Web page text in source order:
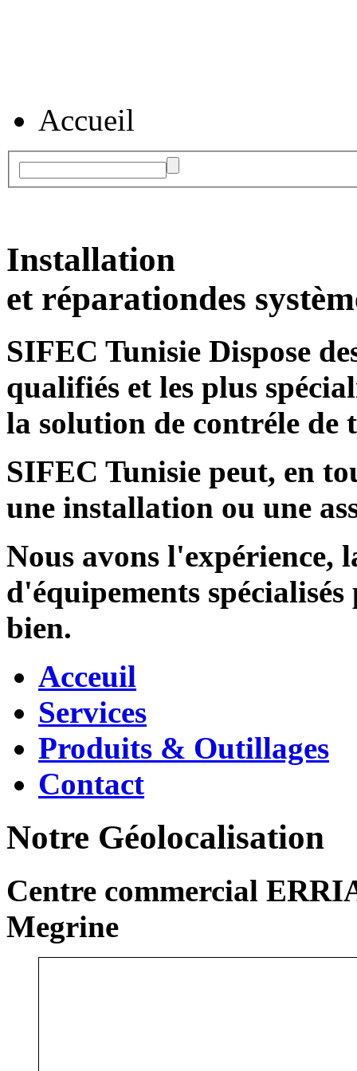
Accueil
Installation
et réparationdes
SIFEC Tunisie Dispose
qualifiés et les plus
la solution de contréle de
SIFEC Tunisie peut, en
une installation ou une
Nous avons l'expérience,
d'équipements
bien.
Acceuil
Services
Produits & Outillages
Contact
Notre Géolocalisation
Centre commercial
Megrine